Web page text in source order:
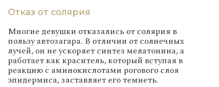
Отказ от солярия
Многие девушки отказались от солярия в
пользу автозагара. В отличии от солнечных
лучей, он не ускоряет синтез мелатонина, а
работает как краситель, который вступая в
реакцию с аминокислотами рогового слоя
эпидермиса, заставляет его темнеть.